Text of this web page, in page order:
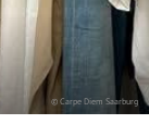
© Carpe Diem Saarburg